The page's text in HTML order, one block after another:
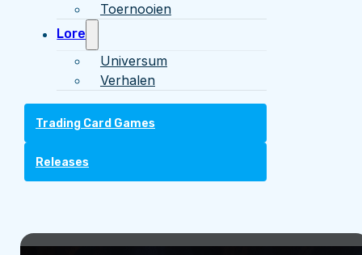
Toernooien
Lore
Universum
Verhalen
Trading Card Games
Releases